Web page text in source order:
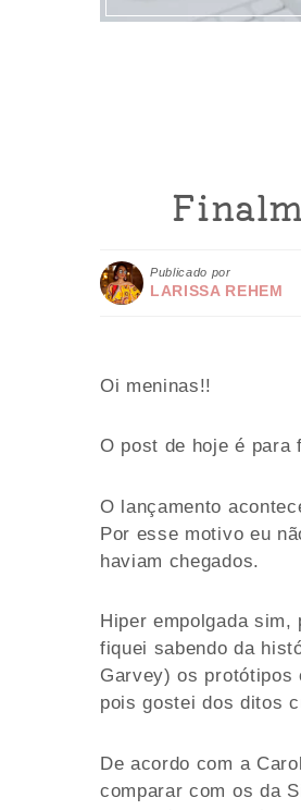
Publicado por
LARISSA REHEM
Oi meninas!!
O post de hoje é para
O lançamento
Por esse motivo eu
haviam chegados.
Hiper empolgada
fiquei sabendo da
Garvey) os protótipos
pois gostei dos ditos
De acordo com a
comparar com os da